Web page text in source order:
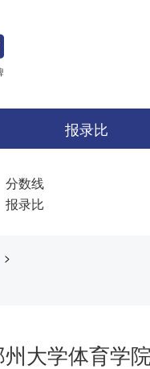
报录比
分数线
报录比
>
州大学体育学